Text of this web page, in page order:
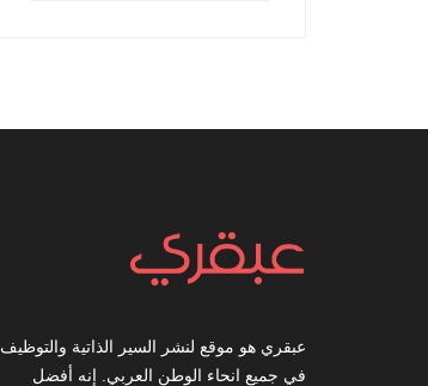
عبقري هو موقع لنشر السير الذاتية والتوظيف
في جميع انحاء الوطن العربي. إنه أفضل